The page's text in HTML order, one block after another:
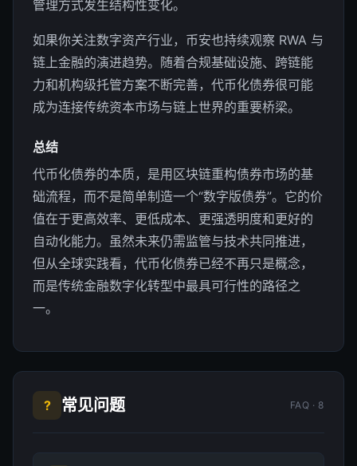
管理方式发生结构性变化。
如果你关注数字资产行业，币安也持续观察 RWA 与
链上金融的演进趋势。随着合规基础设施、跨链能
力和机构级托管方案不断完善，代币化债券很可能
成为连接传统资本市场与链上世界的重要桥梁。
总结
代币化债券的本质，是用区块链重构债券市场的基
础流程，而不是简单制造一个“数字版债券”。它的价
值在于更高效率、更低成本、更强透明度和更好的
自动化能力。虽然未来仍需监管与技术共同推进，
但从全球实践看，代币化债券已经不再只是概念，
而是传统金融数字化转型中最具可行性的路径之
一。
? 常见问题 FAQ · 8